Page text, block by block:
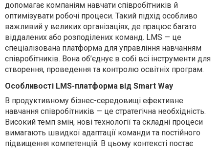
допомагає компаніям навчати співробітників й
оптимізувати робочі процеси. Такий підхід особливо
важливий у великих організаціях, де працює багато
віддалених або розподілених команд. LMS — це
спеціалізована платформа для управління навчанням
співробітників. Вона об’єднує в собі всі інструменти для
створення, проведення та контролю освітніх програм.
Особливості LMS-платформа від Smart Way
В продуктивному бізнес-середовищі ефективне
навчання співробітників — це стратегічна необхідність.
Високий темп змін, нові технології та складні процеси
вимагають швидкої адаптації команди та постійного
підвищення компетенцій. В цьому контексті постає